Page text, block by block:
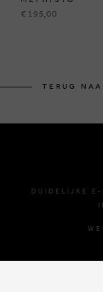
€ 195,00
TERUG
DUIDELIJKE E-